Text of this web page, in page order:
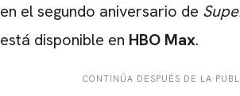
en el segundo aniversario de
está disponible en HBO Max.
CONTINÚA DESPUÉS DE LA